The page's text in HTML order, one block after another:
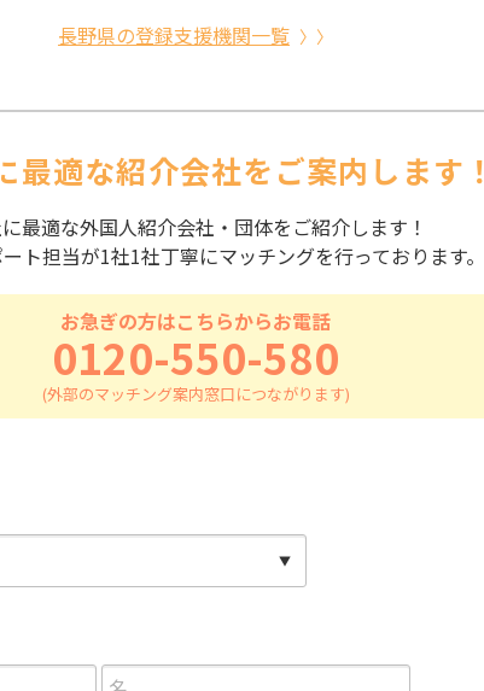
長野県の登録支援機関一覧
最適な紹介会社をご案内します！
最適な外国人紹介会社・団体をご紹介します！
ト担当が1社1社丁寧にマッチングを行っております。
お急ぎの方はこちらからお電話
0120-550-580